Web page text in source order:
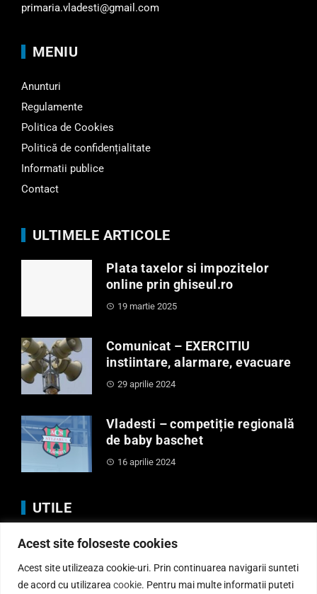
Acest site foloseste cookies
Acest site utilizeaza cookie-uri. Prin continuarea navigarii sunteti
de acord cu utilizarea cookie. Pentru mai multe informatii puteti
primaria.vladesti@gmail.com
MENIU
Anunturi
Regulamente
Politica de Cookies
Politică de confidențialitate
Informatii publice
Contact
ULTIMELE ARTICOLE
Plata taxelor si impozitelor
online prin ghiseul.ro
19 martie 2025
Comunicat – EXERCITIU
instiintare, alarmare, evacuare
29 aprilie 2024
Vladesti – competiție regională
de baby baschet
16 aprilie 2024
UTILE
Anunturi
Regulamente
Politica de Cookies